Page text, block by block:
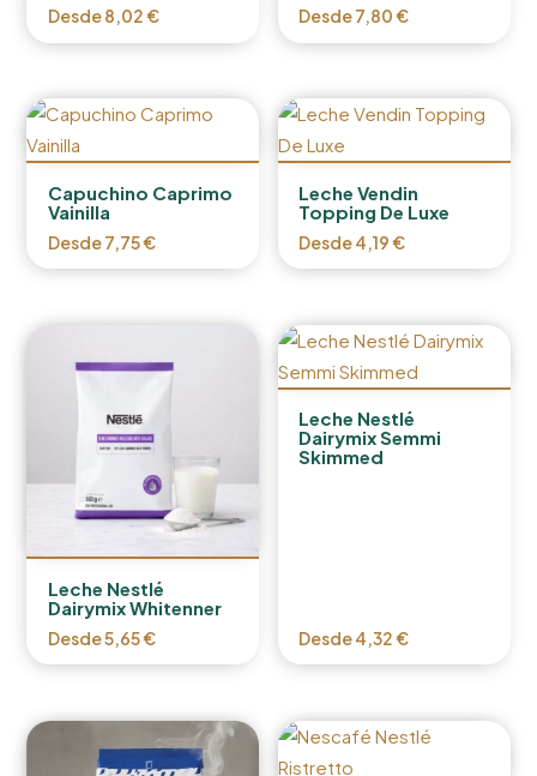
Desde8,02€ Desde7,80€
Capuchino Caprimo
Vainilla
Desde7,75€
Leche Vendin
Topping De Luxe
Desde4,19€
Leche Nestlé
Dairymix Whitenner
Desde5,65€
Leche Nestlé
Dairymix Semmi
Skimmed
Desde4,32€